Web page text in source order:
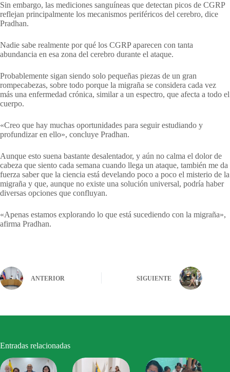
Sin embargo, las mediciones sanguíneas que detectan picos de CGRP
reflejan principalmente los mecanismos periféricos del cerebro, dice
Pradhan.
Nadie sabe realmente por qué los CGRP aparecen con tanta
abundancia en esa zona del cerebro durante el ataque.
Probablemente sigan siendo solo pequeñas piezas de un gran
rompecabezas, sobre todo porque la migraña se considera cada vez
más una enfermedad crónica, similar a un espectro, que afecta a todo el
cuerpo.
«Creo que hay muchas oportunidades para seguir estudiando y
profundizar en ello», concluye Pradhan.
Aunque esto suena bastante desalentador, y aún no calma el dolor de
cabeza que siento cada semana cuando llega un ataque, también me da
fuerza saber que la ciencia está develando poco a poco el misterio de la
migraña y que, aunque no existe una solución universal, podría haber
diversas opciones que confluyan.
«Apenas estamos explorando lo que está sucediendo con la migraña»,
afirma Pradhan.
ANTERIOR SIGUIENTE
Entradas relacionadas